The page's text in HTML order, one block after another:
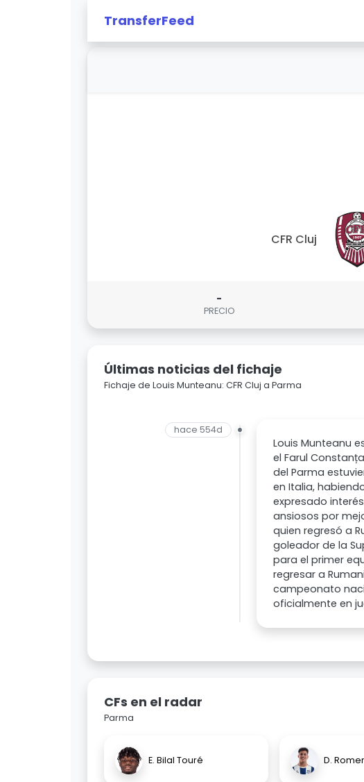
TransferFeed
CFR Cluj
-
PRECIO
Últimas noticias del fichaje
Fichaje de Louis Munteanu: CFR Cluj a Parma
hace 554d
Louis Munteanu
el Farul
del Parma
en Italia,
expresado
ansiosos por
quien regresó a
goleador de la
para el primer
regresar a
campeonato
oficialmente en
CFs en el radar
Parma
E. Bilal Touré D.